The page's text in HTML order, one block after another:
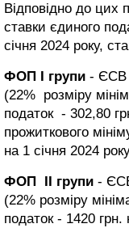
Відповідно до цих
ставки єдиного
січня 2024 року,
ФОП І групи - ЄСВ
(22% розміру
податок - 302,80
прожиткового
на 1 січня 2024
ФОП ІІ групи -
(22% розміру
податок - 1420